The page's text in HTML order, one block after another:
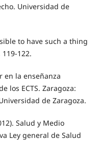
Universidad de
to have such a thing
119-122.
en la enseñanza
los ECTS. Zaragoza:
de Zaragoza.
Salud y Medio
Ley general de Salud